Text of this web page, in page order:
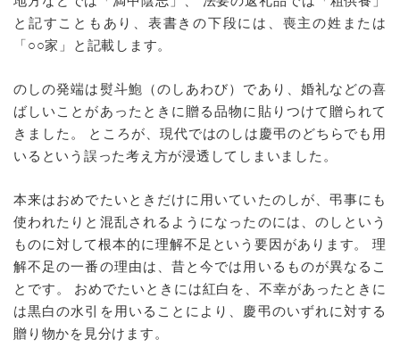
と記すこともあり、表書きの下段には、喪主の姓または
「○○家」と記載します。
のしの発端は熨斗鮑（のしあわび）であり、婚礼などの喜
ばしいことがあったときに贈る品物に貼りつけて贈られて
きました。 ところが、現代ではのしは慶弔のどちらでも用
いるという誤った考え方が浸透してしまいました。
本来はおめでたいときだけに用いていたのしが、弔事にも
使われたりと混乱されるようになったのには、のしという
ものに対して根本的に理解不足という要因があります。 理
解不足の一番の理由は、昔と今では用いるものが異なるこ
とです。 おめでたいときには紅白を、不幸があったときに
は黒白の水引を用いることにより、慶弔のいずれに対する
贈り物かを見分けます。